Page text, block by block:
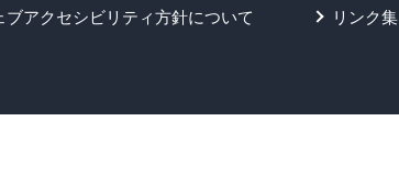
アクセシビリティ方針について
リンク集